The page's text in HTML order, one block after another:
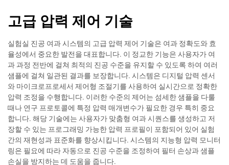
고급 압력 제어 기술
실험실 진공 여과 시스템의 고급 압력 제어 기술은 여과 정확도와 효
율성에서 중요한 발전을 대표합니다. 이 정교한 기능은 사용자가 여
과 과정 전반에 걸쳐 최적의 진공 수준을 유지할 수 있도록 하여 여러
샘플에 걸쳐 일관된 결과를 보장합니다. 시스템은 디지털 압력 센서
와 마이크로프로세서 제어형 조절기를 사용하여 실시간으로 정확한
압력 조정을 수행합니다. 이러한 수준의 제어는 섬세한 샘플을 다룰
때나 연구 프로토콜에 특정 압력 매개변수가 필요한 경우 특히 중요
합니다. 해당 기술에는 사용자가 맞춤형 여과 시퀀스를 생성하고 저
장할 수 있는 프로그래밍 가능한 압력 프로필이 포함되어 있어 실험
간의 재현성과 표준화를 향상시킵니다. 시스템의 지능형 압력 모니터
링은 필요에 따라 자동으로 진공 수준을 조정하여 필터 손상과 샘플
손실을 방지하는 데 도움을 줍니다.